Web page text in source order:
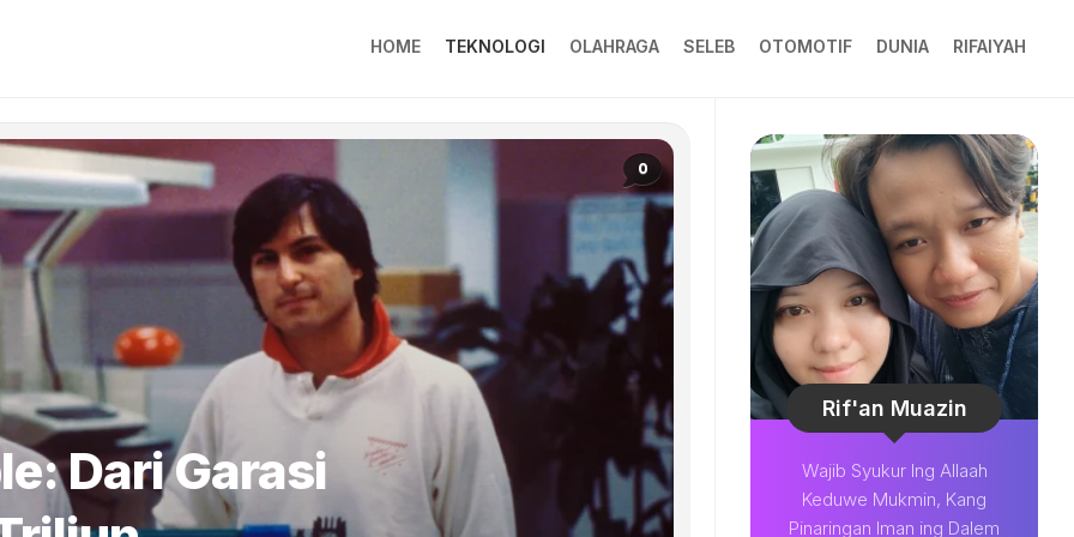
HOME TEKNOLOGI OLAHRAGA SELEB OTOMOTIF DUNIA RIFAIYAH
0
Dari Garasi
Rif'an Muazin
Wajib Syukur Ing Allaah
Keduwe Mukmin, Kang
Pinaringan Iman ing Dalem